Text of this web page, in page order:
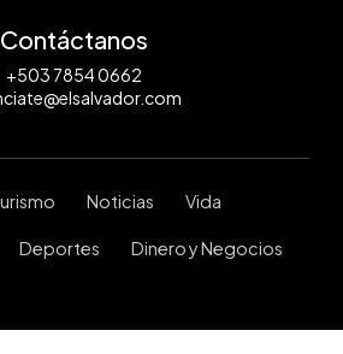
Contáctanos
+503 7854 0662
Noticias Vida
Deportes Dinero y Negocios